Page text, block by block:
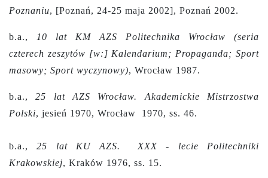
Poznaniu, [Poznań, 24-25 maja 2002], Poznań 2002.
b.a.,
10 lat KM AZS Politechnika Wrocław (seria
czterech zeszytów [w:] Kalendarium; Propaganda; Sport
masowy; Sport wyczynowy), Wrocław 1987.
b.a.,25 lat AZS Wrocław. Akademickie Mistrzostwa
Polski, jesień 1970, Wrocław 1970, ss. 46.
b.a.,25 lat KU AZS. XXX - lecie Politechniki
Krakowskiej, Kraków 1976, ss. 15.